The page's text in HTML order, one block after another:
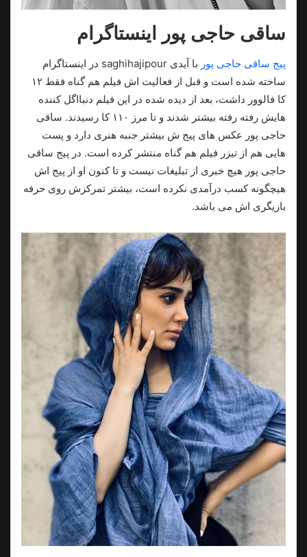
ساقی حاجی پور اینستاگرام
پیج ساقی حاجی پور
با آیدی saghihajipour در اینستاگرام
ساخته شده است و قبل از فعالیت اش فیلم هم گناه فقط ۱۲
کا فالوور داشت، بعد از دیده شده در این فیلم دنبااگل کننده
هایش رفته رفته بیشتر شدند و تا مرز ۱۱۰ کا رسیدند. ساقی
حاجی پور عکس های پیج ش بیشتر جنبه هنری دارد و پست
هایی هم از تیزر فیلم هم گناه منتشر کرده است. در پیج ساقی
حاجی پور هیچ خبری از تبلیغات نیست و تا کنون او از پیج اش
هیچگونه کسب درآمدی نکرده است، بیشتر تمرکزش روی حرفه
بازیگری اش می باشد.